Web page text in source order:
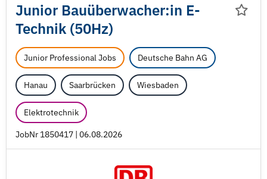
Junior Bauüberwacher:in E-
Technik (50Hz)
Junior Professional Jobs Deutsche Bahn AG
Hanau Saarbrücken Wiesbaden
Elektrotechnik
JobNr 1850417 | 06.08.2026